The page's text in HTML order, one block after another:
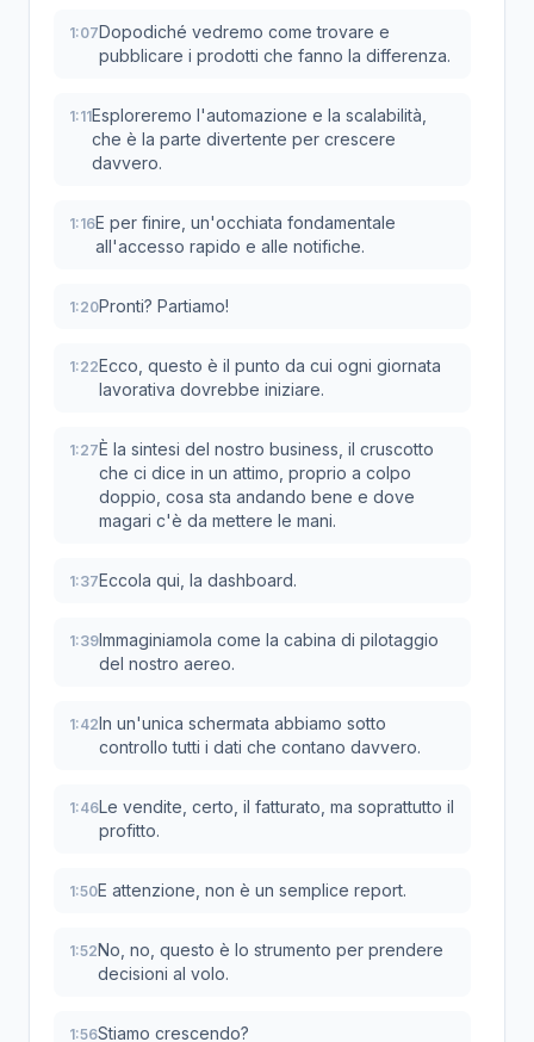
1:07Dopodiché vedremo come trovare e
pubblicare i prodotti che fanno la differenza.
1:11Esploreremo l'automazione e la scalabilità,
che è la parte divertente per crescere
davvero.
1:16E per finire, un'occhiata fondamentale
all'accesso rapido e alle notifiche.
1:20Pronti? Partiamo!
1:22Ecco, questo è il punto da cui ogni giornata
lavorativa dovrebbe iniziare.
1:27È la sintesi del nostro business, il cruscotto
che ci dice in un attimo, proprio a colpo
doppio, cosa sta andando bene e dove
magari c'è da mettere le mani.
1:37Eccola qui, la dashboard.
1:39Immaginiamola come la cabina di pilotaggio
del nostro aereo.
1:42In un'unica schermata abbiamo sotto
controllo tutti i dati che contano davvero.
1:46Le vendite, certo, il fatturato, ma soprattutto il
profitto.
1:50E attenzione, non è un semplice report.
1:52No, no, questo è lo strumento per prendere
decisioni al volo.
1:56Stiamo crescendo?